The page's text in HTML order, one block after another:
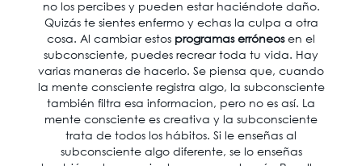
no los percibes y pueden estar haciéndote daño.
Quizás te sientes enfermo y echas la culpa a otra
cosa. Al cambiar estos programas erróneosen el
subconsciente, puedes recrear toda tu vida. Hay
varias maneras de hacerlo. Se piensa que, cuando
la mente consciente registra algo, la subconsciente
también filtra esa informacion, pero no es así. La
mente consciente es creativa y la subconsciente
trata de todos los hábitos. Si le enseñas al
subconsciente algo diferente, se lo enseñas